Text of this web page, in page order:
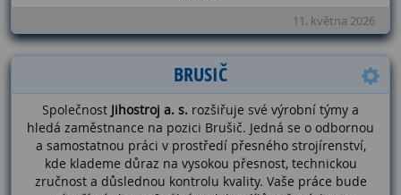
11. května 2026
BRUSIČ
Společnost Jihostroj a. s. rozšiřuje své výrobní týmy a
hledá zaměstnance na pozici Brušič. Jedná se o odbornou
a samostatnou práci v prostředí přesného strojírenství,
kde klademe důraz na vysokou přesnost, technickou
zručnost a důslednou kontrolu kvality. Vaše práce bude